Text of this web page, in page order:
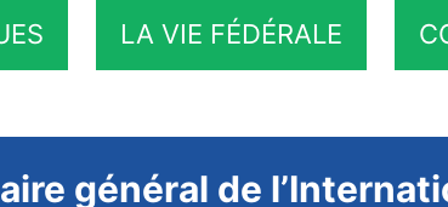
LA VIE FÉDÉRALE
général de